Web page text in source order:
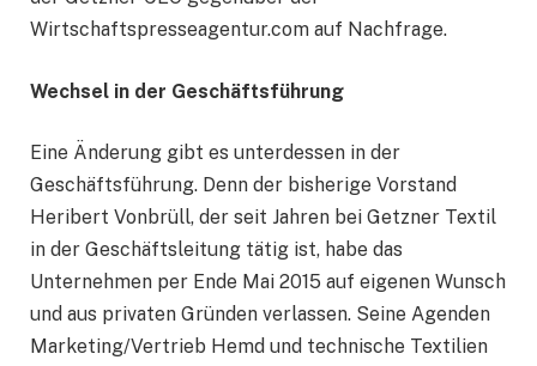
Wirtschaftspresseagentur.com auf Nachfrage.
Wechsel in der Geschäftsführung
Eine Änderung gibt es unterdessen in der
Geschäftsführung. Denn der bisherige Vorstand
Heribert Vonbrüll, der seit Jahren bei Getzner Textil
in der Geschäftsleitung tätig ist, habe das
Unternehmen per Ende Mai 2015 auf eigenen Wunsch
und aus privaten Gründen verlassen. Seine Agenden
Marketing/Vertrieb Hemd und technische Textilien